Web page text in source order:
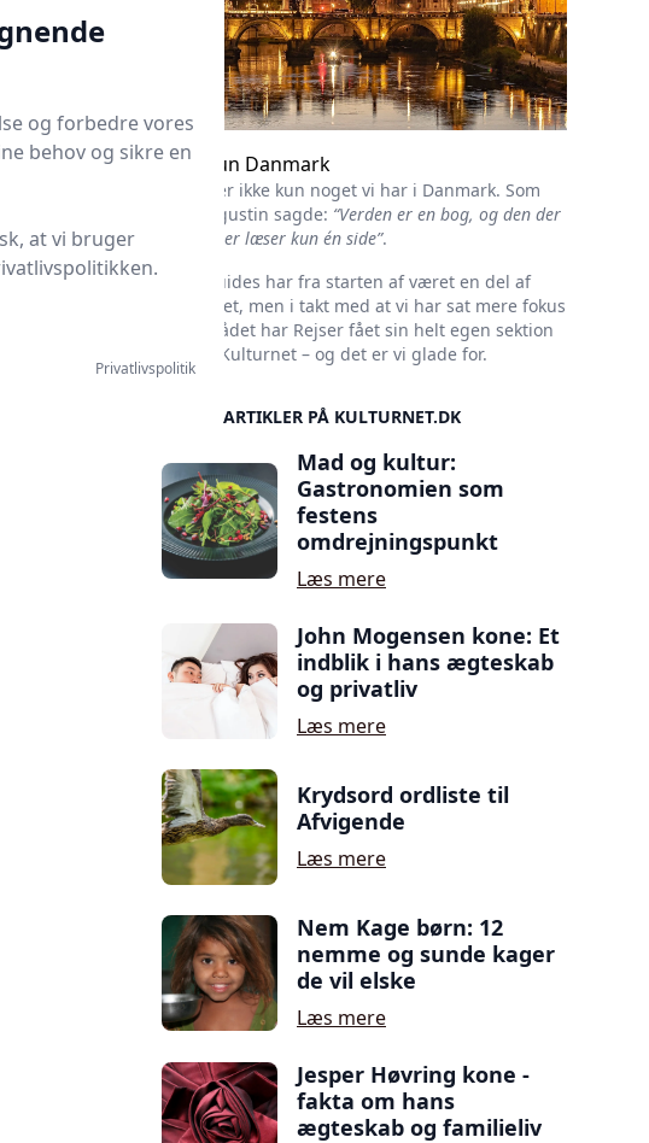
Ikke kun Danmark
Kultur er ikke kun noget vi har i Danmark. Som
Skt. Augustin sagde: “Verden er en bog, og den der
ikke rejser læser kun én side”.
Rejseguides har fra starten af været en del af
Kulturnet, men i takt med at vi har sat mere fokus
på området har Rejser fået sin helt egen sektion
her på Kulturnet – og det er vi glade for.
SIDSTE ARTIKLER PÅ KULTURNET.DK
Mad og kultur:
Gastronomien som
festens
omdrejningspunkt
Læs mere
John Mogensen kone: Et
indblik i hans ægteskab
og privatliv
Læs mere
Krydsord ordliste til
Afvigende
Læs mere
Nem Kage børn: 12
nemme og sunde kager
de vil elske
Læs mere
Jesper Høvring kone -
fakta om hans
ægteskab og familieliv
og forbedre vores
behov og sikre en
at vi bruger
Privatlivspolitik